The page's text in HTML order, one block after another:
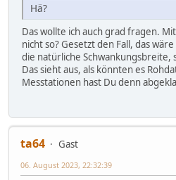
Hä?
Das wollte ich auch grad fragen.
nicht so? Gesetzt den Fall, das
die natürliche Schwankungsbreite,
Das sieht aus, als könnten es
Messtationen hast Du denn
ta64
Gast
06. August 2023, 22:32:39